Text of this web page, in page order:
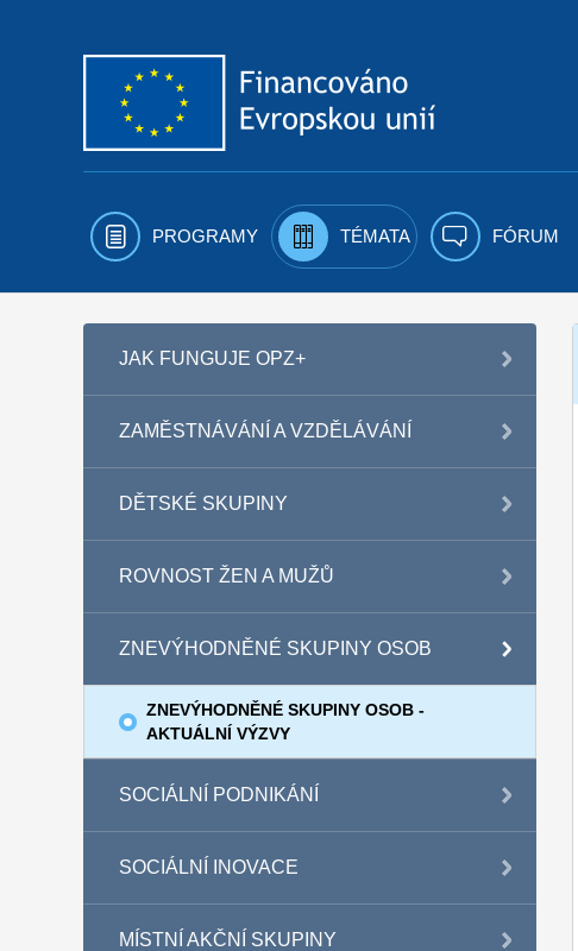
PROGRAMY TÉMATA FÓRUM
JAK FUNGUJE OPZ+
ZAMĚSTNÁVÁNÍ A VZDĚLÁVÁNÍ
DĚTSKÉ SKUPINY
ROVNOST ŽEN A MUŽŮ
ZNEVÝHODNĚNÉ SKUPINY OSOB
ZNEVÝHODNĚNÉ SKUPINY OSOB -
AKTUÁLNÍ VÝZVY
SOCIÁLNÍ PODNIKÁNÍ
SOCIÁLNÍ INOVACE
MÍSTNÍ AKČNÍ SKUPINY